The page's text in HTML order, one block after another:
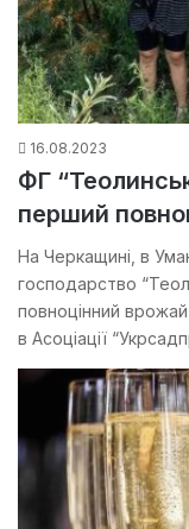
16.08.2023
ФГ
перший
На Черкащині, в
господарство
повноцінний
в Асоціації